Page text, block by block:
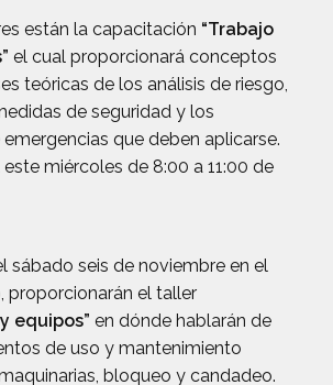
están la capacitación “Trabajo
el cual proporcionará conceptos
teóricas de los análisis de riesgo,
de seguridad y los
que deben aplicarse.
miércoles de 8:00 a 11:00 de
sábado seis de noviembre en el
proporcionarán el taller
equipos” en dónde hablarán de
de uso y mantenimiento
bloqueo y candadeo.